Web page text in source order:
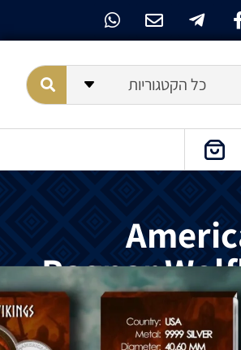
כל הקטגוריות
Ragnar